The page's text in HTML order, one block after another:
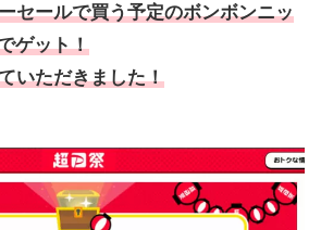
セールで買う予定のボンボンニッ
ゲット！
いただきました！